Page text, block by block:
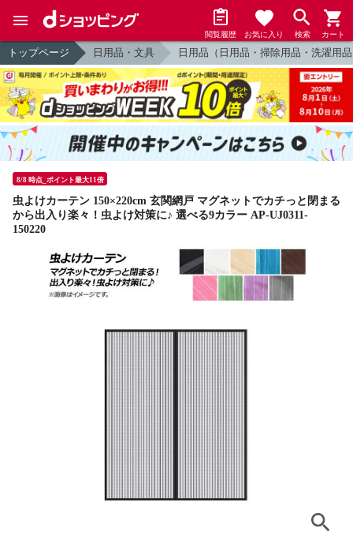
閲覧履歴 お気に入り 検索 カート
トップページ 日用品・文具 日用品（日用品・掃除用品・洗濯用
8/8 時点_ポイント最大11倍
虫よけカーテン 150×220cm 玄関網戸 マグネットでカチっと閉まる
から出入り楽々！虫よけ対策に♪ 選べる9カラー AP-UJ0311-
150220